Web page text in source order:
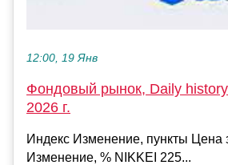
12:00, 19 Янв
Фондовый рынок, Daily
2026 г.
Индекс Изменение, пункты Цена
Изменение, % NIKKEI 225...